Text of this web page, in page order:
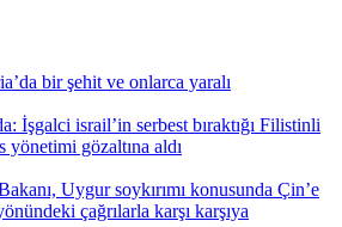
bir şehit ve onlarca yaralı
İşgalci israil’in serbest bıraktığı Filistinli
yönetimi gözaltına aldı
Uygur soykırımı konusunda Çin’e
çağrılarla karşı karşıya